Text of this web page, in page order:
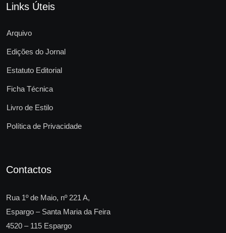
Links Úteis
Arquivo
Edições do Jornal
Estatuto Editorial
Ficha Técnica
Livro de Estilo
Política de Privacidade
Contactos
Rua 1º de Maio, nº 221 A,
Espargo – Santa Maria da Feira
4520 – 115 Espargo